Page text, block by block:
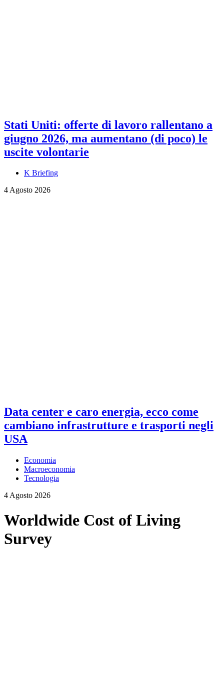
Stati Uniti: offerte di lavoro rallentano a
giugno 2026, ma aumentano (di poco) le
uscite volontarie
K Briefing
4 Agosto 2026
Data center e caro energia, ecco come
cambiano infrastrutture e trasporti negli
USA
Economia
Macroeconomia
Tecnologia
4 Agosto 2026
Worldwide Cost of Living
Survey